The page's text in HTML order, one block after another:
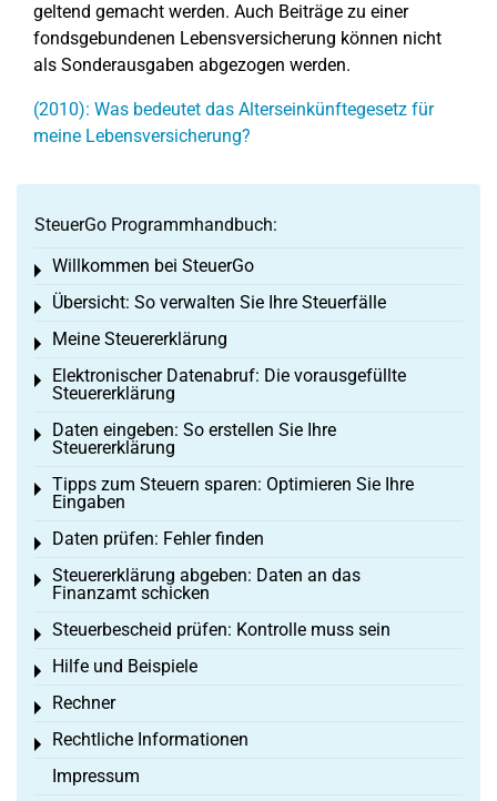
geltend gemacht werden. Auch Beiträge zu einer
fondsgebundenen Lebensversicherung können nicht
als Sonderausgaben abgezogen werden.
(2010): Was bedeutet das Alterseinkünftegesetz für
meine Lebensversicherung?
SteuerGo Programmhandbuch:
Willkommen bei SteuerGo
Toggle menu
Übersicht: So verwalten Sie Ihre Steuerfälle
Toggle menu
Meine Steuererklärung
Toggle menu
Elektronischer Datenabruf: Die vorausgefüllte
Steuererklärung
Toggle menu
Daten eingeben: So erstellen Sie Ihre
Steuererklärung
Toggle menu
Tipps zum Steuern sparen: Optimieren Sie Ihre
Eingaben
Toggle menu
Daten prüfen: Fehler finden
Toggle menu
Steuererklärung abgeben: Daten an das
Finanzamt schicken
Toggle menu
Steuerbescheid prüfen: Kontrolle muss sein
Toggle menu
Hilfe und Beispiele
Toggle menu
Rechner
Toggle menu
Rechtliche Informationen
Toggle menu
Impressum